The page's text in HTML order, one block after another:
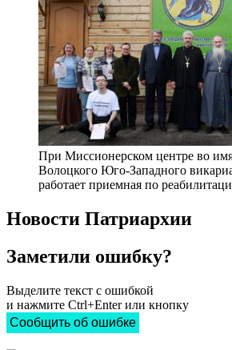
При Миссионерском центре во
Волоцкого Юго-Западного
работает приемная по
Новости Патриархии
Заметили ошибку?
Выделите текст с ошибкой
и нажмите Ctrl+Enter или кнопку
Сообщить об ошибке